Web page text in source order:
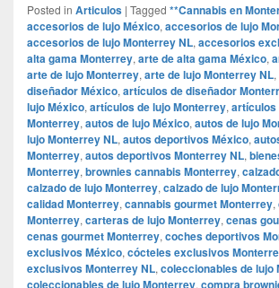
Posted in Articulos | Tagged **Cannabis en
accesorios de lujo México, accesorios de lujo
accesorios de lujo Monterrey NL, accesorios
alta gama Monterrey, arte de alta gama México,
arte de lujo Monterrey, arte de lujo Monterrey NL,
diseñador México, artículos de diseñador
lujo México, artículos de lujo Monterrey,
Monterrey, autos de lujo México, autos de lujo
lujo Monterrey NL, autos deportivos México,
Monterrey, autos deportivos Monterrey NL,
Monterrey, brownies cannabis Monterrey,
calzado de lujo Monterrey, calzado de lujo
calidad Monterrey, cannabis gourmet Monterrey,
Monterrey, carteras de lujo Monterrey, cenas
cenas gourmet Monterrey, coches deportivos
exclusivos México, cócteles exclusivos
exclusivos Monterrey NL, coleccionables de lujo
coleccionables de lujo Monterrey, compra